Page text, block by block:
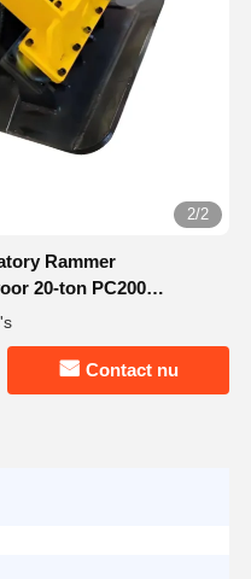
2/2
Rammer
20-ton PC200
Contact nu